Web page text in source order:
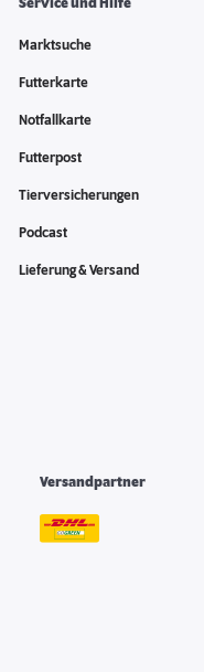
Service und Hilfe
Marktsuche
Futterkarte
Notfallkarte
Futterpost
Tierversicherungen
Podcast
Lieferung & Versand
Versandpartner